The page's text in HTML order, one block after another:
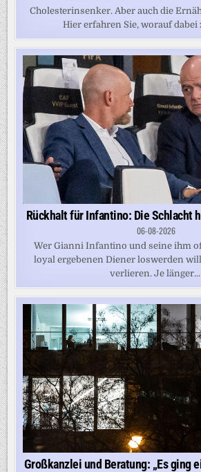
Cholesterinsenker. Aber auch die
Hier erfahren Sie, worauf dabei
Rückhalt für Infantino: Die Schlacht
06-08-2026
Wer Gianni Infantino und seine ihm
loyal ergebenen Diener loswerden
verlieren. Je länger...
Großkanzlei und Beratung: „Es ging